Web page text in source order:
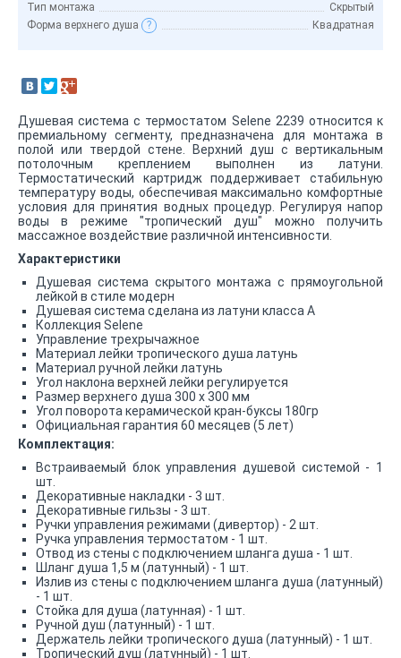
Тип монтажа
Скрытый
Форма верхнего душа
? Квадратная
Душевая система с термостатом Selene 2239 относится к
премиальному сегменту, предназначена для монтажа в
полой или твердой стене. Верхний душ с вертикальным
потолочным креплением выполнен из латуни.
Термостатический картридж поддерживает стабильную
температуру воды, обеспечивая максимально комфортные
условия для принятия водных процедур. Регулируя напор
воды в режиме "тропический душ" можно получить
массажное воздействие различной интенсивности.
Характеристики
Душевая система скрытого монтажа с прямоугольной
лейкой в стиле модерн
Душевая система сделана из латуни класса А
Коллекция Selene
Управление трехрычажное
Материал лейки тропического душа латунь
Материал ручной лейки латунь
Угол наклона верхней лейки регулируется
Размер верхнего душа 300 x 300 мм
Угол поворота керамической кран-буксы 180гр
Официальная гарантия 60 месяцев (5 лет)
Комплектация:
Встраиваемый блок управления душевой системой - 1
шт.
Декоративные накладки - 3 шт.
Декоративные гильзы - 3 шт.
Ручки управления режимами (дивертор) - 2 шт.
Ручка управления термостатом - 1 шт.
Отвод из стены с подключением шланга душа - 1 шт.
Шланг душа 1,5 м (латунный) - 1 шт.
Излив из стены с подключением шланга душа (латунный)
- 1 шт.
Стойка для душа (латунная) - 1 шт.
Ручной душ (латунный) - 1 шт.
Держатель лейки тропического душа (латунный) - 1 шт.
Тропический душ (латунный) - 1 шт.